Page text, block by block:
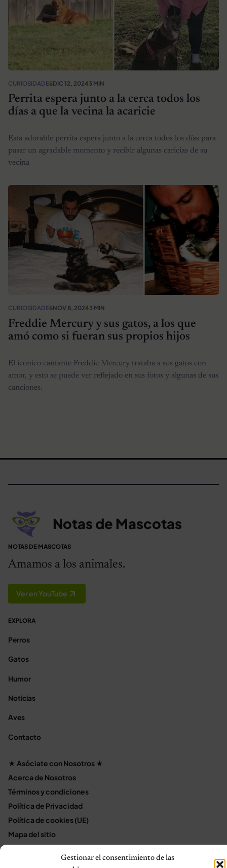
Gestionar el consentimiento de las
CURIOSIDADESDIC 12, 20243 MIN
Perrita espera junto a la cerca todos los
días a que la vecina la acaricie
Esta adorable perrita espera junto a la cerca todos los días para
pasar un agradable momento y recibir algunas caricias de su
vecina
CURIOSIDADESNOV 8, 20243 MIN
Freddie Mercury y sus gatos, a los que
amó como si fueran sus propios hijos
El íconico cantante Freddie Mercury trataba a sus gatos con
amor, y esto se puede ver reflejado en sus fotos y algunas de sus
canciones.
Notas de Mascotas
NOTAS DE MASCOTAS
Amamos a los animales.
Ver en YouTube
EXPLORA
Perros
Gatos
Humor
Noticias
Aves
Contacto
★ Asóciate con Nosotros ★
Acerca de Nosotros
Términos y condiciones
Política de Privacidad
Política de cookies (UE)
Mapa del sitio
Terms and Conditions